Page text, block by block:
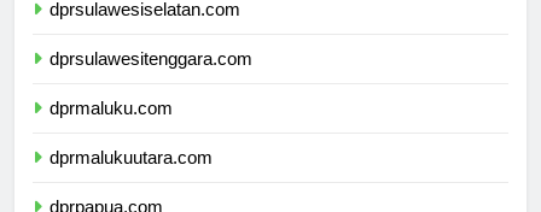
dprsulawesiselatan.com
dprsulawesitenggara.com
dprmaluku.com
dprmalukuutara.com
dprpapua.com